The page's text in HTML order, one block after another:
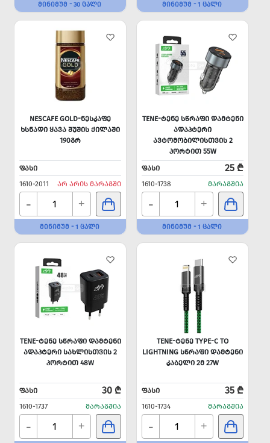
ᲛᲘᲜᲘᲛᲣᲛ - 30 ᲪᲐᲚᲘ ᲛᲘᲜᲘᲛᲣᲛ - 1 ᲪᲐᲚᲘ
NESCAFE GOLD-ᲜᲔᲡᲙᲐᲤᲔ
ᲮᲡᲜᲐᲓᲘ ᲧᲐᲕᲐ ᲨᲣᲨᲘᲡ ᲥᲘᲚᲐᲨᲘ
190ᲒᲠ
ᲤᲐᲡᲘ
1610-2011
ᲐᲠ ᲐᲠᲘᲡ ᲛᲐᲠᲐᲒᲨᲘ
- +
ᲛᲘᲜᲘᲛᲣᲛ - 1 ᲪᲐᲚᲘ
TENE-ᲢᲔᲜᲔ ᲡᲬᲠᲐᲤᲘ ᲓᲐᲛᲢᲔᲜᲘ
ᲐᲓᲐᲞᲢᲔᲠᲘ
ᲐᲕᲢᲝᲛᲝᲑᲘᲚᲘᲡᲗᲕᲘᲡ 2
ᲞᲝᲠᲢᲘᲗ 55W
ᲤᲐᲡᲘ
25 ₾
1610-1738 ᲛᲐᲠᲐᲒᲨᲘᲐ
- +
ᲛᲘᲜᲘᲛᲣᲛ - 1 ᲪᲐᲚᲘ
TENE-ᲢᲔᲜᲔ ᲡᲬᲠᲐᲤᲘ ᲓᲐᲛᲢᲔᲜᲘ
ᲐᲓᲐᲞᲢᲔᲠᲘ ᲡᲐᲮᲚᲘᲡᲗᲕᲘᲡ 2
ᲞᲝᲠᲢᲘᲗ 48W
ᲤᲐᲡᲘ 30 ₾
1610-1737 ᲛᲐᲠᲐᲒᲨᲘᲐ
- +
TENE-ᲢᲔᲜᲔ TYPE-C TO
LIGHTNING ᲡᲬᲠᲐᲤᲘ ᲓᲐᲛᲢᲔᲜᲘ
ᲙᲐᲑᲔᲚᲘ 2Მ 27W
ᲤᲐᲡᲘ 35 ₾
1610-1734 ᲛᲐᲠᲐᲒᲨᲘᲐ
- +